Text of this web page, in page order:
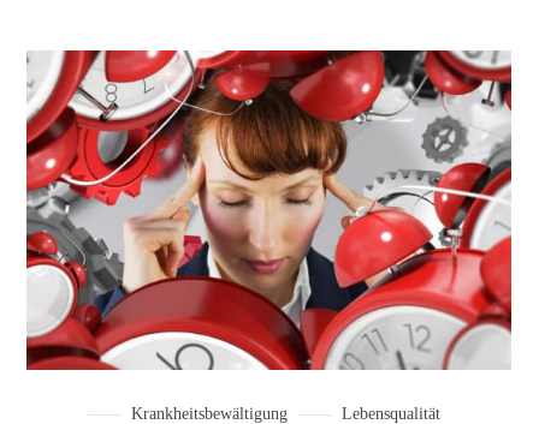
Krankheitsbewältigung
Lebensqualität